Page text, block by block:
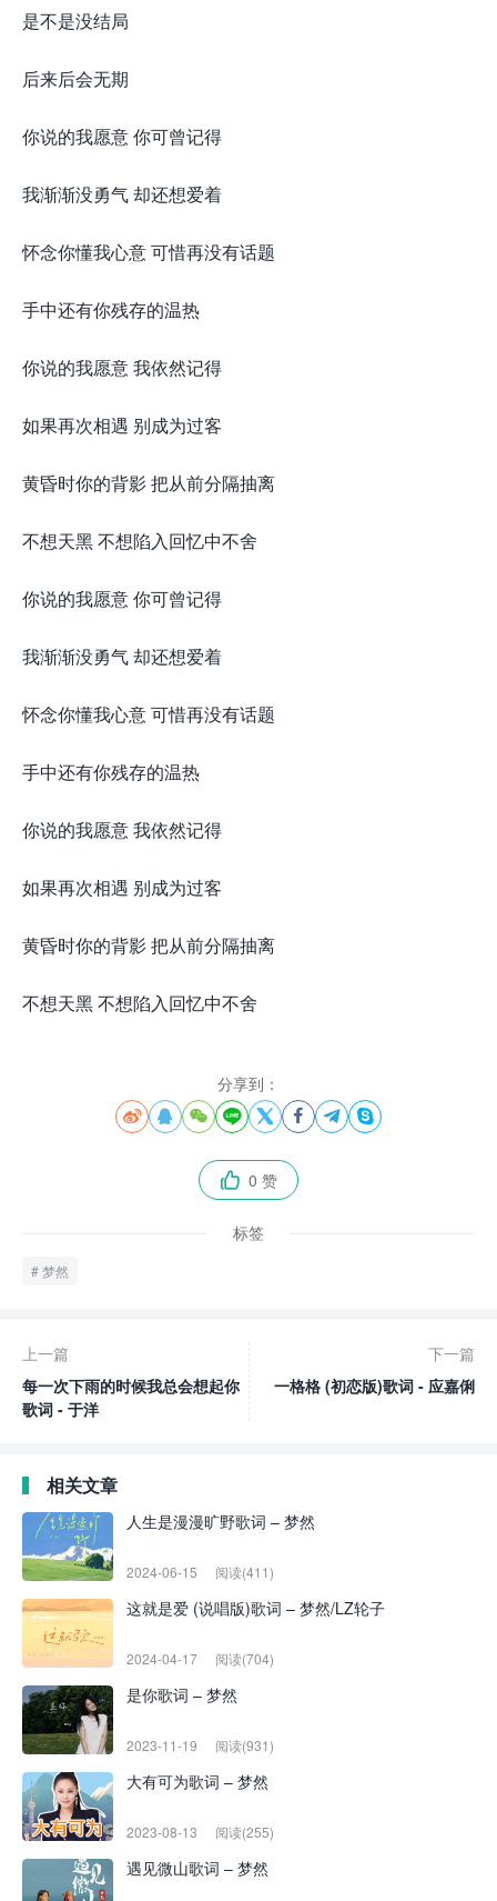
是不是没结局
后来后会无期
你说的我愿意 你可曾记得
我渐渐没勇气 却还想爱着
怀念你懂我心意 可惜再没有话题
手中还有你残存的温热
你说的我愿意 我依然记得
如果再次相遇 别成为过客
黄昏时你的背影 把从前分隔抽离
不想天黑 不想陷入回忆中不舍
你说的我愿意 你可曾记得
我渐渐没勇气 却还想爱着
怀念你懂我心意 可惜再没有话题
手中还有你残存的温热
你说的我愿意 我依然记得
如果再次相遇 别成为过客
黄昏时你的背影 把从前分隔抽离
不想天黑 不想陷入回忆中不舍
分享到：
       
 0 赞
标签
梦然
上一篇
每一次下雨的时候我总会想起你
歌词 - 于洋
下一篇
一格格 (初恋版)歌词 - 应嘉俐
相关文章
人生是漫漫旷野歌词 – 梦然
2024-06-15 阅读(411)
这就是爱 (说唱版)歌词 – 梦然/LZ轮子
2024-04-17 阅读(704)
是你歌词 – 梦然
2023-11-19 阅读(931)
大有可为歌词 – 梦然
2023-08-13 阅读(255)
遇见微山歌词 – 梦然